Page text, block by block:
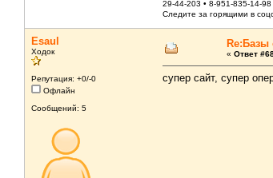
29-44-203 • 8-951-835-14-98
Следите за горящими в
Esaul
Ходок
Репутация: +0/-0
Офлайн
Сообщений: 5
Re:Базы
« Ответ
супер сайт, супер